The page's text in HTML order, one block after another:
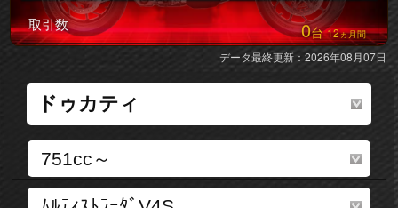
取引数 0台12ヵ月間
データ最終更新：2026年08月07日